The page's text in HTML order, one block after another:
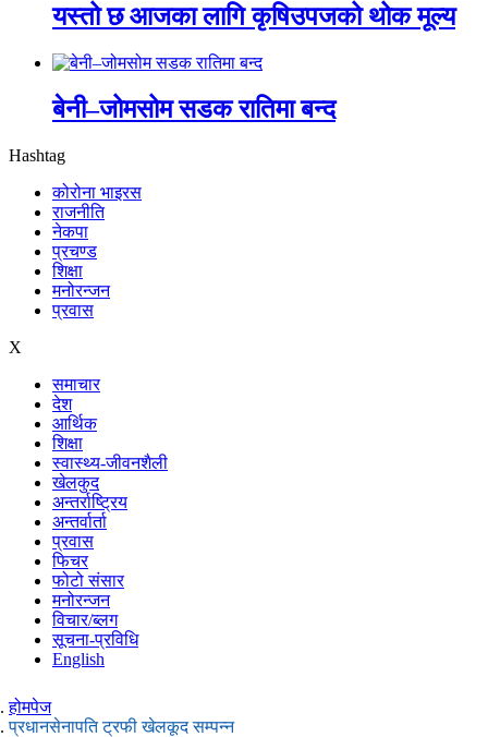
यस्तो छ आजका लागि कृषिउपजको थोक मूल्य
बेनी–जोमसोम सडक रातिमा बन्द
Hashtag
कोरोना भाइरस
राजनीति
नेकपा
प्रचण्ड
शिक्षा
मनोरन्जन
प्रवास
X
समाचार
देश
आर्थिक
शिक्षा
स्वास्थ्य-जीवनशैली
खेलकुद
अन्तर्राष्ट्रिय
अन्तर्वार्ता
प्रवास
फिचर
फोटो संसार
मनोरन्जन
विचार/ब्लग
सूचना-प्रविधि
English
होमपेज
प्रधानसेनापति ट्रफी खेलकूद सम्पन्न